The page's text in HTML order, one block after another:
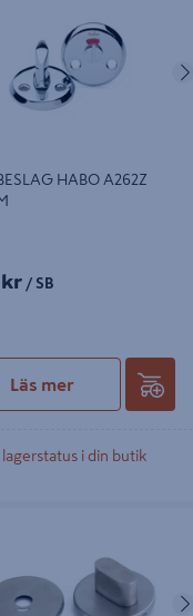
HABO A262Z
kr / SB
Läs mer
lagerstatus i din butik